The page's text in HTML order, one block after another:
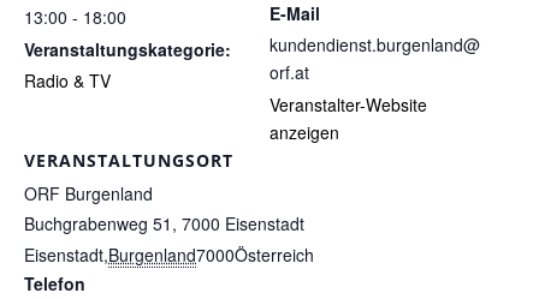
13:00 - 18:00
Veranstaltungskategorie:
Radio & TV
VERANSTALTUNGSORT
ORF Burgenland
Buchgrabenweg 51, 7000 Eisenstadt
Eisenstadt,Burgenland7000Österreich
Telefon
E-Mail
kundendienst.burgenland@
orf.at
Veranstalter-Website
anzeigen